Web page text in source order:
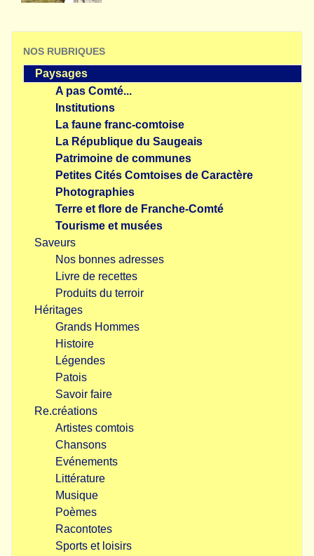
NOS RUBRIQUES
Paysages
A pas Comté...
Institutions
La faune franc-comtoise
La République du Saugeais
Patrimoine de communes
Petites Cités Comtoises de Caractère
Photographies
Terre et flore de Franche-Comté
Tourisme et musées
Saveurs
Nos bonnes adresses
Livre de recettes
Produits du terroir
Héritages
Grands Hommes
Histoire
Légendes
Patois
Savoir faire
Re.créations
Artistes comtois
Chansons
Evénements
Littérature
Musique
Poèmes
Racontotes
Sports et loisirs